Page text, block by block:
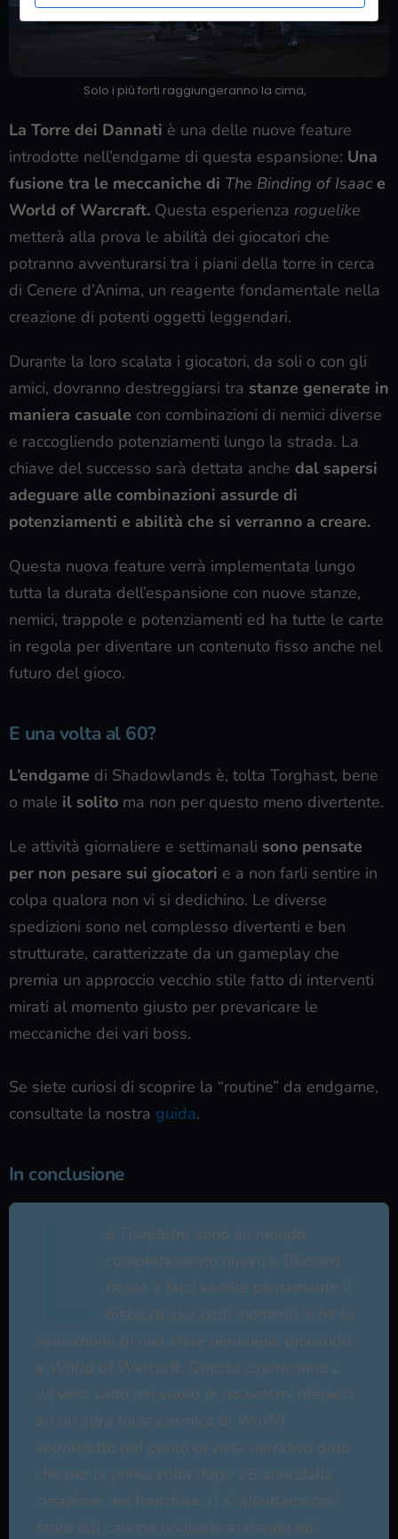
Solo i più forti raggiungeranno la cima,
La Torre dei Dannati è una delle nuove feature
introdotte nell’endgame di questa espansione: Una
fusione tra le meccaniche di The Binding of Isaac e
World of Warcraft. Questa esperienza roguelike
metterà alla prova le abilità dei giocatori che
potranno avventurarsi tra i piani della torre in cerca
di Cenere d’Anima, un reagente fondamentale nella
creazione di potenti oggetti leggendari.
Durante la loro scalata i giocatori, da soli o con gli
amici, dovranno destreggiarsi tra stanze generate in
maniera casuale con combinazioni di nemici diverse
e raccogliendo potenziamenti lungo la strada. La
chiave del successo sarà dettata anche dal sapersi
adeguare alle combinazioni assurde di
potenziamenti e abilità che si verranno a creare.
Questa nuova feature verrà implementata lungo
tutta la durata dell’espansione con nuove stanze,
nemici, trappole e potenziamenti ed ha tutte le carte
in regola per diventare un contenuto fisso anche nel
futuro del gioco.
E una volta al 60?
L’endgame di Shadowlands è, tolta Torghast, bene
o male il solito ma non per questo meno divertente.
Le attività giornaliere e settimanali sono pensate
per non pesare sui giocatori e a non farli sentire in
colpa qualora non vi si dedichino. Le diverse
spedizioni sono nel complesso divertenti e ben
strutturate, caratterizzate da un gameplay che
premia un approccio vecchio stile fatto di interventi
mirati al momento giusto per prevaricare le
meccaniche dei vari boss.
Se siete curiosi di scoprire la “routine” da endgame,
consultate la nostra guida.
In conclusione
e Terretetre sono un mondo
completamento nuovo e Blizzard
riesce a farci sentire pienamente il
distacco, per certi momenti si ha la
sensazione di non stare nemmeno giocando
a World of Warcraft. Questa espansione è
un vero salto nel vuoto (e no non mi riferisco
ad un’altra forza cosmica di WoW)
soprattutto dal punto di vista narrativo dato
che per la prima volta dopo 26 anni dalla
creazione del franchise, ci si allontana così
tanto dal canone originale andando ad